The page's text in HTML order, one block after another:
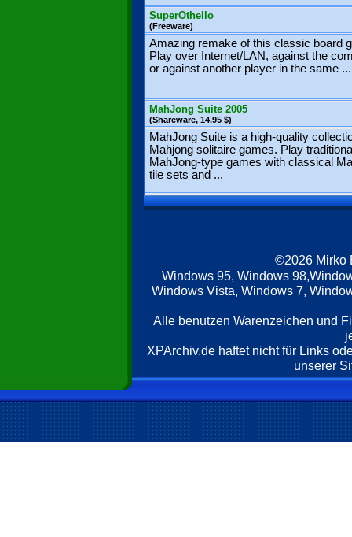
SuperOthello
(Freeware)
Amazing remake of this classic board
Play over Internet/LAN, against the
or against another player in the same ...
MahJong Suite 2005
(Shareware, 14.95 $)
MahJong Suite is a high-quality
Mahjong solitaire games. Play
MahJong-type games with classical
tile sets and ...
©2026 Mirko
Windows 95, Windows
Windows Vista, Windows 7,
Alle benutzen Warenzeichen und
XPArchiv.de haftet nicht für Links
unserer